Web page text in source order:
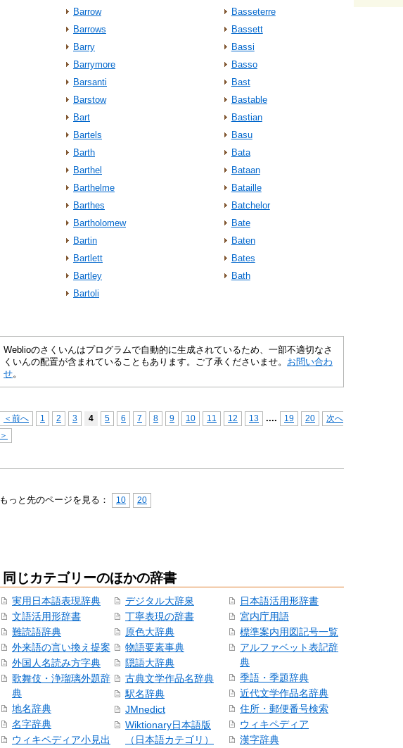
Barrow
Barrows
Barry
Barrymore
Barsanti
Barstow
Bart
Bartels
Barth
Barthel
Barthelme
Barthes
Bartholomew
Bartin
Bartlett
Bartley
Bartoli
Basseterre
Bassett
Bassi
Basso
Bast
Bastable
Bastian
Basu
Bata
Bataan
Bataille
Batchelor
Bate
Baten
Bates
Bath
Weblioのさくいんはプログラムで自動的に生成されているため、一部不適切なさ
くいんの配置が含まれていることもあります。ご了承くださいませ。 お問い合わ
せ。
＜前へ 1 2 3 4 5 6 7 8 9 10 11 12 13 .... 19 20
次へ
＞
もっと先のページを見る： 10 20
同じカテゴリーのほかの辞書
実用日本語表現辞典
文語活用形辞書
難読語辞典
外来語の言い換え提案
外国人名読み方字典
歌舞伎・浄瑠璃外題辞
典
地名辞典
名字辞典
ウィキペディア小見出
デジタル大辞泉
丁寧表現の辞書
原色大辞典
物語要素事典
隠語大辞典
古典文学作品名辞典
駅名辞典
JMnedict
Wiktionary日本語版
（日本語カテゴリ）
日本語活用形辞書
宮内庁用語
標準案内用図記号一覧
アルファベット表記辞
典
季語・季題辞典
近代文学作品名辞典
住所・郵便番号検索
ウィキペディア
漢字辞典